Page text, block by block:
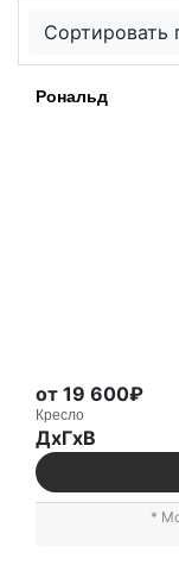
Сортировать
Рональд
от 19 600₽
Кресло
ДxГxВ
*